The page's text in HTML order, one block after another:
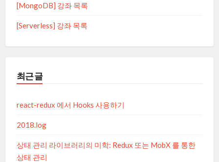
[MongoDB] 강좌 목록
[Serverless] 강좌 목록
최근 글
react-redux 에서 Hooks 사용하기
2018.log
상태 관리 라이브러리의 미학: Redux 또는 MobX 를 통한
상태 관리